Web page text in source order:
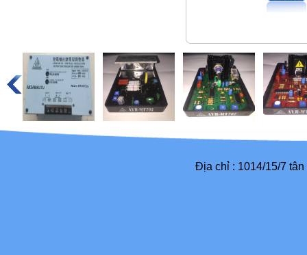
Địa chỉ : 1014/15/7 tân